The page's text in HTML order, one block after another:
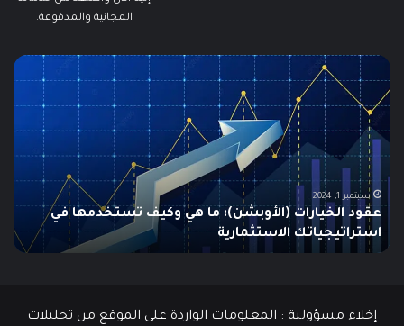
المجانية والمدفوعة.
في
ما
هو
Swing
Trading؟
دليلك
الشامل
للمبتدئين
يونيو 10, 2025
ما هو الـ Swing Trading؟ دليلك الشامل للمبتدئين
إخلاء مسؤولية : المعلومات الواردة على الموقع من تحليلات